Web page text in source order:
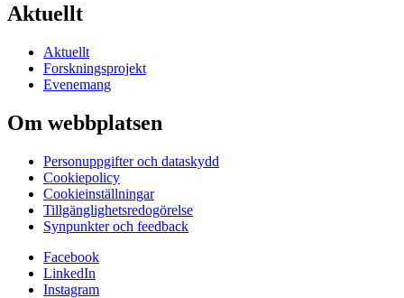
Aktuellt
Aktuellt
Forskningsprojekt
Evenemang
Om webbplatsen
Personuppgifter och dataskydd
Cookiepolicy
Cookieinställningar
Tillgänglighetsredogörelse
Synpunkter och feedback
Facebook
LinkedIn
Instagram